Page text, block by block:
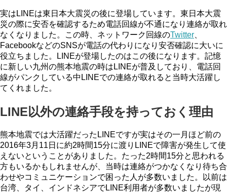
実はLINEは東日本大震災の後に登場しています。東日本大震
災の際に安否を確認するため電話回線が不通になり連絡が取れ
なくなりました。この時、ネットワーク回線のTwitter
FacebookなどのSNSが電話の代わりになり安否確認に大いに
役立ちました。LINEが登場したのはこの後になります。記憶
に新しい九州の熊本地震の時はLINEが普及しており、電話回
線がパンクしている中LINEでの連絡が取れると当時大活躍し
てくれました。
LINE以外の連絡手段を持っておく理由
熊本地震では大活躍だったLINEですが実はその一月ほど前の
2016年3月11日に約2時間15分に渡りLINEで障害が発生して使
えないということがありました。たった2時間15分と思われる
方もいるかもしれませんが、当時は連絡がつかなくなり待ち合
わせやコミュニケーションで困った人が多数いました。以前は
台湾、タイ、インドネシアでLINE利用者が多数いましたが現